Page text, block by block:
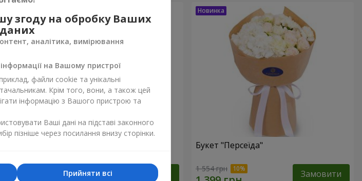
Замовити
Букет "Персеїда"
1 554 грн Замовити
згоду на обробку Ваших
даних
аналітика, вимірювання
на Вашому пристрої
файли cookie та унікальні
Крім того, вони, а також цей
інформацію з Вашого пристрою та
Ваші дані на підставі законного
пізніше через посилання внизу сторінки.
Прийняти всі